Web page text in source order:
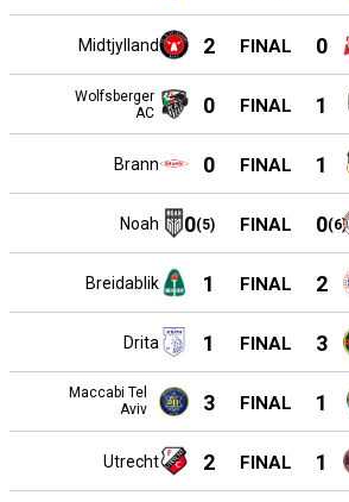
Midtjylland 2 FINAL 0
Wolfsberger
AC
0 FINAL 1
Brann 0 FINAL 1
Noah 0(5) FINAL 0(6)
Breidablik 1 FINAL 2
Drita 1 FINAL 3
Maccabi Tel
Aviv
3 FINAL 1
Utrecht 2 FINAL 1